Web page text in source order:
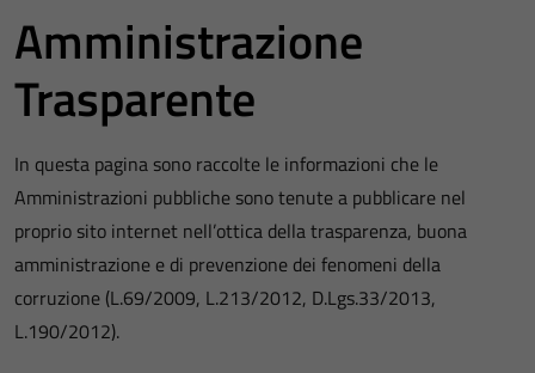
Amministrazione
Trasparente
In questa pagina sono raccolte le informazioni che le
Amministrazioni pubbliche sono tenute a pubblicare nel
proprio sito internet nell’ottica della trasparenza, buona
amministrazione e di prevenzione dei fenomeni della
corruzione (L.69/2009, L.213/2012, D.Lgs.33/2013,
L.190/2012).